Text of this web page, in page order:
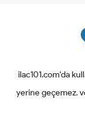
ilac101.com'da
yerine geçemez.